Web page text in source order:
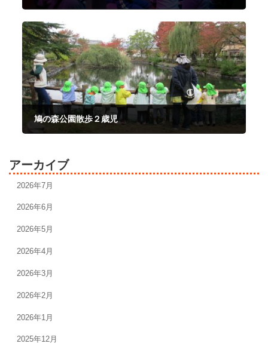
鳩の森公園散歩２歳児
アーカイブ
2026年7月
2026年6月
2026年5月
2026年4月
2026年3月
2026年2月
2026年1月
2025年12月